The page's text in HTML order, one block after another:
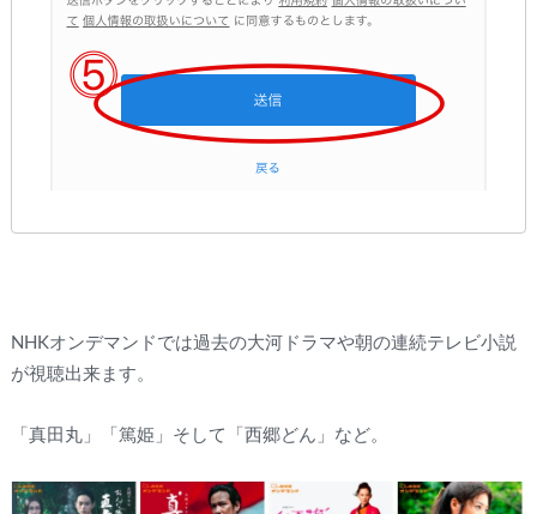
NHKオンデマンドでは過去の大河ドラマや朝の連続テレビ小説
が視聴出来ます。
「真田丸」「篤姫」そして「西郷どん」など。